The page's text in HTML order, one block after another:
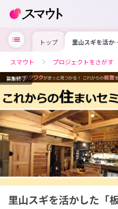
トップ 里山スギを活か
た「板倉の家」の
からの住まいセミ
ナーオンライン
Vol.3
スマウト プロジェクトをさがす
募集終了
里山スギを活かした「